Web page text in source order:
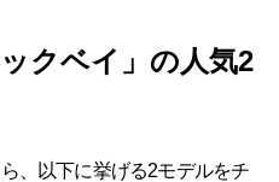
クベイ」の人気2
、以下に挙げる2モデルをチ